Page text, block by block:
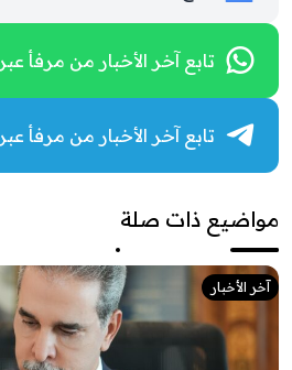
تابع آخر الأخبار من مرفأ عبر WhatsApp
تابع آخر الأخبار من مرفأ عبر Telegram
مواضيع ذات صلة
آخر الأخبار